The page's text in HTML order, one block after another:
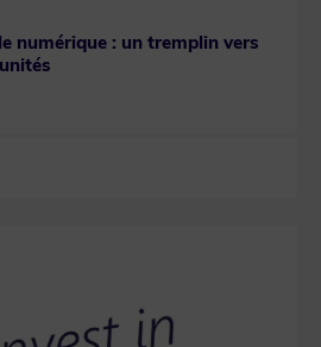
numérique : un tremplin vers